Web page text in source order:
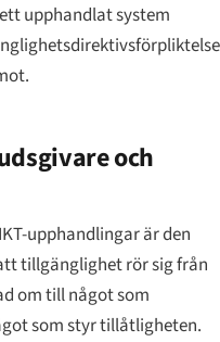
upphandlat system
och
upphandlingar är den
tillgänglighet rör sig från
om till något som
som styr tillåtligheten.